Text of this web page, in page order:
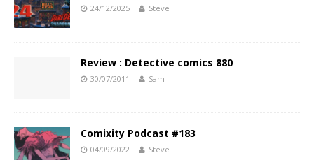
24/12/2025 Steve
Review : Detective comics 880
30/07/2011 Sam
Comixity Podcast #183
04/09/2022 Steve